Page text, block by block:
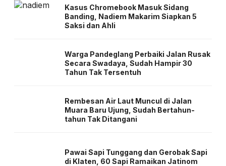
Kasus Chromebook Masuk Sidang
Banding, Nadiem Makarim Siapkan 5
Saksi dan Ahli
Warga Pandeglang Perbaiki Jalan Rusak
Secara Swadaya, Sudah Hampir 30
Tahun Tak Tersentuh
Rembesan Air Laut Muncul di Jalan
Muara Baru Ujung, Sudah Bertahun-
tahun Tak Ditangani
Pawai Sapi Tunggang dan Gerobak Sapi
di Klaten, 60 Sapi Ramaikan Jatinom